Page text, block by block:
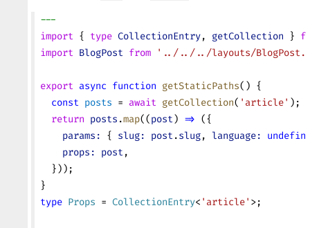
---
import { type CollectionEntry, getCollection }
import BlogPost from '../../../layouts/
export async function getStaticPaths() {
  const
posts = await getCollection( 'article' );
  return
posts .map((post) => ({
    params:
{ slug: post .slug, language:
    props:
post ,
  }));
}
type Props = CollectionEntry< 'article' >;